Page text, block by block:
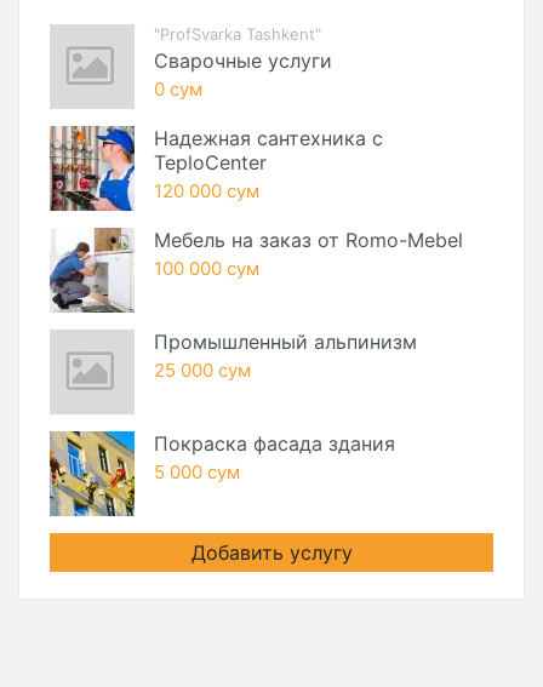
"ProfSvarka Tashkent"
Сварочные услуги
0 сум
Надежная сантехника с
TeploCenter
120 000 сум
Мебель на заказ от Romo-Mebel
100 000 сум
Промышленный альпинизм
25 000 сум
Покраска фасада здания
5 000 сум
Добавить услугу